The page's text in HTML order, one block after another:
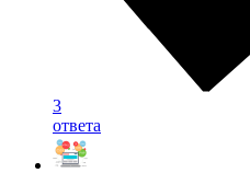
3
ответа